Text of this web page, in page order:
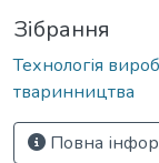
Зібрання
Технологія
тваринництва
Повна